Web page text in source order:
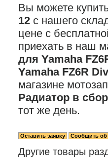
Вы можете
12 с нашего
цене с
приехать в наш
для Yamaha
Yamaha FZ6R
магазине
Радиатор в
тот же день.
Другие товары